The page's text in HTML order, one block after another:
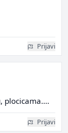
Prijavi
plocicama....
Prijavi